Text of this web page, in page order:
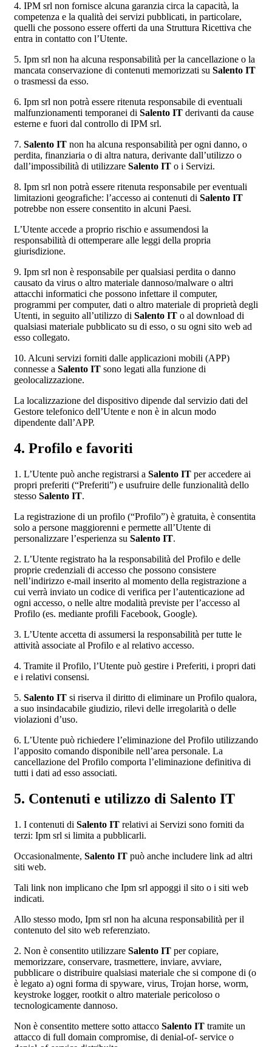
4. IPM srl non fornisce alcuna garanzia circa la capacità, la
competenza e la qualità dei servizi pubblicati, in particolare,
quelli che possono essere offerti da una Struttura Ricettiva che
entra in contatto con l’Utente.
5. Ipm srl non ha alcuna responsabilità per la cancellazione o la
mancata conservazione di contenuti memorizzati su Salento IT
o trasmessi da esso.
6. Ipm srl non potrà essere ritenuta responsabile di eventuali
malfunzionamenti temporanei di Salento IT derivanti da cause
esterne e fuori dal controllo di IPM srl.
7. Salento IT non ha alcuna responsabilità per ogni danno, o
perdita, finanziaria o di altra natura, derivante dall’utilizzo o
dall’impossibilità di utilizzare Salento IT o i Servizi.
8. Ipm srl non potrà essere ritenuta responsabile per eventuali
limitazioni geografiche: l’accesso ai contenuti di Salento IT
potrebbe non essere consentito in alcuni Paesi.
L’Utente accede a proprio rischio e assumendosi la
responsabilità di ottemperare alle leggi della propria
giurisdizione.
9. Ipm srl non è responsabile per qualsiasi perdita o danno
causato da virus o altro materiale dannoso/malware o altri
attacchi informatici che possono infettare il computer,
programmi per computer, dati o altro materiale di proprietà degli
Utenti, in seguito all’utilizzo di Salento IT o al download di
qualsiasi materiale pubblicato su di esso, o su ogni sito web ad
esso collegato.
10. Alcuni servizi forniti dalle applicazioni mobili (APP)
connesse a Salento IT sono legati alla funzione di
geolocalizzazione.
La localizzazione del dispositivo dipende dal servizio dati del
Gestore telefonico dell’Utente e non è in alcun modo
dipendente dall’APP.
4. Profilo e favoriti
1. L’Utente può anche registrarsi a Salento IT per accedere ai
propri preferiti (“Preferiti”) e usufruire delle funzionalità dello
stesso Salento IT.
La registrazione di un profilo (“Profilo”) è gratuita, è consentita
solo a persone maggiorenni e permette all’Utente di
personalizzare l’esperienza su Salento IT.
2. L’Utente registrato ha la responsabilità del Profilo e delle
proprie credenziali di accesso che possono consistere
nell’indirizzo e-mail inserito al momento della registrazione a
cui verrà inviato un codice di verifica per l’autenticazione ad
ogni accesso, o nelle altre modalità previste per l’accesso al
Profilo (es. mediante profili Facebook, Google).
3. L’Utente accetta di assumersi la responsabilità per tutte le
attività associate al Profilo e al relativo accesso.
4. Tramite il Profilo, l’Utente può gestire i Preferiti, i propri dati
e i relativi consensi.
5. Salento IT si riserva il diritto di eliminare un Profilo qualora,
a suo insindacabile giudizio, rilevi delle irregolarità o delle
violazioni d’uso.
6. L’Utente può richiedere l’eliminazione del Profilo utilizzando
l’apposito comando disponibile nell’area personale. La
cancellazione del Profilo comporta l’eliminazione definitiva di
tutti i dati ad esso associati.
5. Contenuti e utilizzo di Salento IT
1. I contenuti di Salento IT relativi ai Servizi sono forniti da
terzi: Ipm srl si limita a pubblicarli.
Occasionalmente, Salento IT può anche includere link ad altri
siti web.
Tali link non implicano che Ipm srl appoggi il sito o i siti web
indicati.
Allo stesso modo, Ipm srl non ha alcuna responsabilità per il
contenuto del sito web referenziato.
2. Non è consentito utilizzare Salento IT per copiare,
memorizzare, conservare, trasmettere, inviare, avviare,
pubblicare o distribuire qualsiasi materiale che si compone di (o
è legato a) ogni forma di spyware, virus, Trojan horse, worm,
keystroke logger, rootkit o altro materiale pericoloso o
tecnologicamente dannoso.
Non è consentito mettere sotto attacco Salento IT tramite un
attacco di full domain compromise, di denial-of- service o